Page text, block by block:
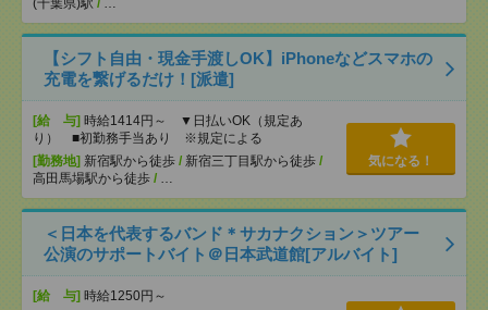
(千葉県)駅 / …
【シフト自由・現金手渡しOK】iPhoneなどスマホの
充電を繋げるだけ！[派遣]
[給 与] 時給1414円～ ▼日払いOK（規定あ
り） ■初勤務手当あり ※規定による
[勤務地] 新宿駅から徒歩 / 新宿三丁目駅から徒歩 /
高田馬場駅から徒歩 / …
気になる！
＜日本を代表するバンド＊サカナクション＞ツアー
公演のサポートバイト＠日本武道館[アルバイト]
[給 与] 時給1250円～